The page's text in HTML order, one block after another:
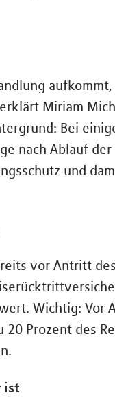
Miriam
Bei
nach Ablauf
und
vor Antritt
Wichtig: Vor
Prozent des
ist